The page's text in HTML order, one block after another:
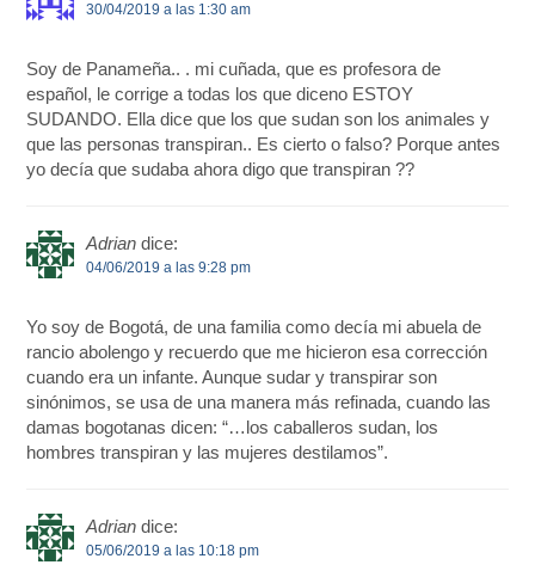
30/04/2019 a las 1:30 am
Soy de Panameña.. . mi cuñada, que es profesora de
español, le corrige a todas los que diceno ESTOY
SUDANDO. Ella dice que los que sudan son los animales y
que las personas transpiran.. Es cierto o falso? Porque antes
yo decía que sudaba ahora digo que transpiran ??
Adrian dice:
04/06/2019 a las 9:28 pm
Yo soy de Bogotá, de una familia como decía mi abuela de
rancio abolengo y recuerdo que me hicieron esa corrección
cuando era un infante. Aunque sudar y transpirar son
sinónimos, se usa de una manera más refinada, cuando las
damas bogotanas dicen: “…los caballeros sudan, los
hombres transpiran y las mujeres destilamos”.
Adrian dice:
05/06/2019 a las 10:18 pm